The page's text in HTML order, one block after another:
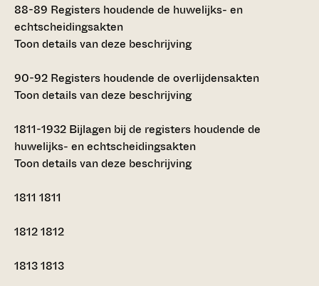
88-89 Registers houdende de huwelijks- en
echtscheidingsakten
Toon details van deze beschrijving
90-92 Registers houdende de overlijdensakten
Toon details van deze beschrijving
1811-1932 Bijlagen bij de registers houdende de
huwelijks- en echtscheidingsakten
Toon details van deze beschrijving
1811 1811
18121812
18131813